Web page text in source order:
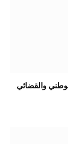
والقضائي